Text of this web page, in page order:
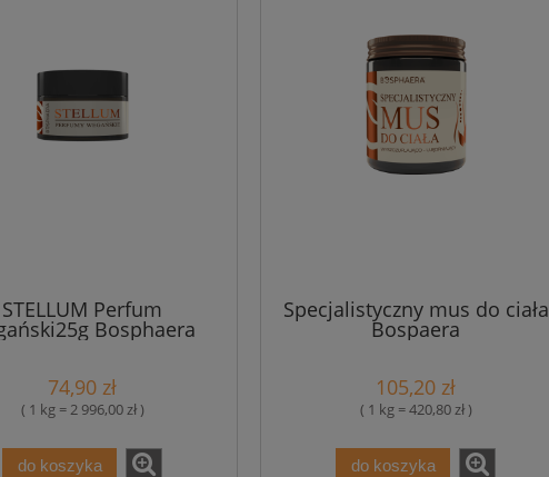
STELLUM Perfum
Bosphaera
74,90 zł
( 1 kg = 2 996,00 zł )
do koszyka
Specjalistyczny mus do ciała
Bospaera
105,20 zł
( 1 kg = 420,80 zł )
do koszyka